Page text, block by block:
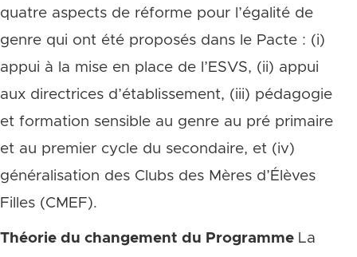
quatre aspects de réforme pour l’égalité de
genre qui ont été proposés dans le Pacte : (i)
appui à la mise en place de l’ESVS, (ii) appui
aux directrices d’établissement, (iii) pédagogie
et formation sensible au genre au pré primaire
et au premier cycle du secondaire, et (iv)
généralisation des Clubs des Mères d’Élèves
Filles (CMEF).
Théorie du changement du Programme La